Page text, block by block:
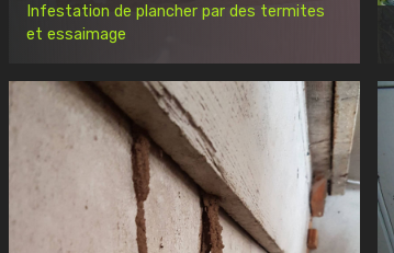
Infestation de plancher par des termites
et essaimage